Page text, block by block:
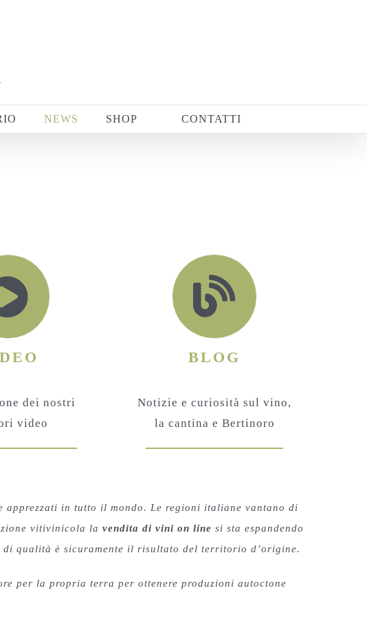
NEWS SHOP CONTATTI
dei nostri
video
BLOG
Notizie e curiosità sul vino,
la cantina e Bertinoro
apprezzati in tutto il mondo. Le regioni italiane vantano di
vitivinicola la vendita di vini on line si sta espandendo
di qualità è sicuramente il risultato del territorio d’origine.
per la propria terra per ottenere produzioni autoctone